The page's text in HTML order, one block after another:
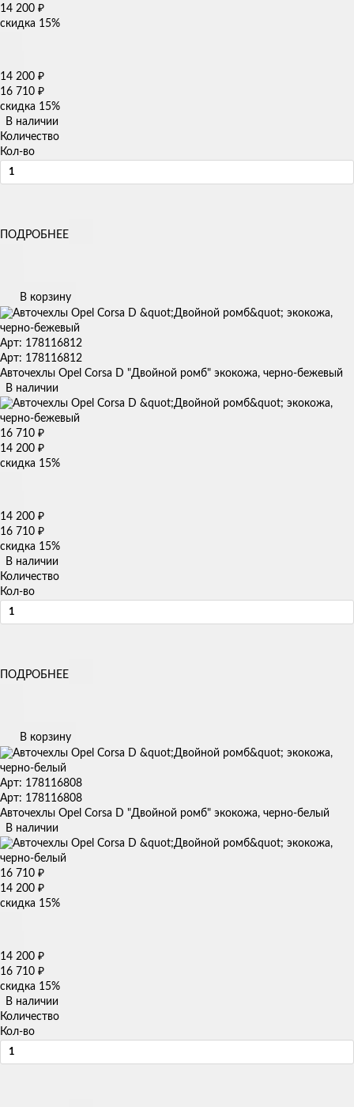
14 200 ₽
скидка 15%
14 200 ₽
16 710 ₽
скидка 15%
В наличии
Количество
Кол-во
ПОДРОБНЕЕ
В корзину
Арт: 178116812
Арт: 178116812
Авточехлы Opel Corsa D "Двойной ромб" экокожа, черно-бежевый
В наличии
16 710 ₽
14 200 ₽
скидка 15%
14 200 ₽
16 710 ₽
скидка 15%
В наличии
Количество
Кол-во
ПОДРОБНЕЕ
В корзину
Арт: 178116808
Арт: 178116808
Авточехлы Opel Corsa D "Двойной ромб" экокожа, черно-белый
В наличии
16 710 ₽
14 200 ₽
скидка 15%
14 200 ₽
16 710 ₽
скидка 15%
В наличии
Количество
Кол-во